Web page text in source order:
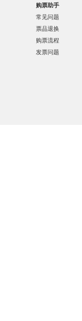
购票助手
常见问题
票品退换
购票流程
发票问题